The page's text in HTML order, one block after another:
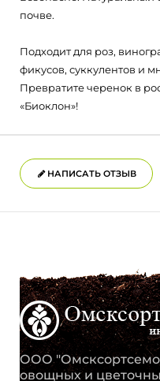
почве.
Подходит для роз,
фикусов, суккулентов и
Превратите черенок в
«Биоклон»!
НАПИСАТЬ ОТЗЫВ
ООО
овощных и